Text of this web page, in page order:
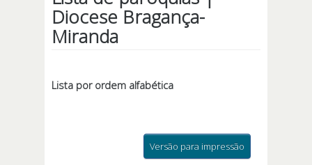
Diocese Bragança-
Miranda
Lista por ordem alfabética
Versão para impressão